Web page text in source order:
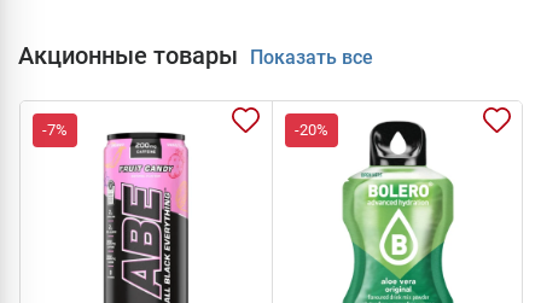
Акционные товары Показать все
-7% -20%